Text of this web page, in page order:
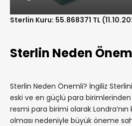
Sterlin Kuru: 55.868371 TL
Sterlin Neden
Sterlin Neden Önemli? İngiliz
eski ve en güçlü para birimlerinden
resmi para birimi olarak
olması nedeniyle büyük öneme